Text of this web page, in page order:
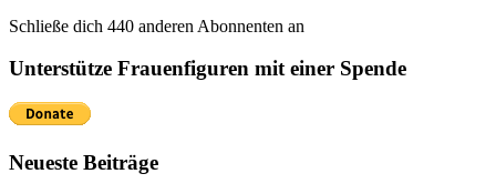
Schließe dich 440 anderen Abonnenten an
Unterstütze Frauenfiguren mit einer Spende
Neueste Beiträge